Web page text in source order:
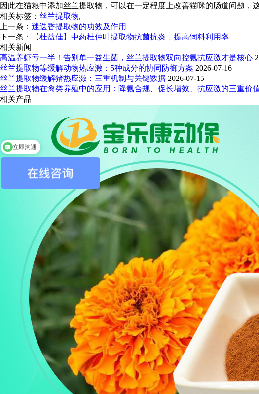
因此在猫粮中添加丝兰提取物，可以在一定程度上改善猫咪的肠道问题，
相关标签： 丝兰提取物,
上一条： 迷迭香提取物的功效及作用
下一条：
【杜益佳】中药杜仲叶提取物抗菌抗炎，提高饲料利用率
相关新闻
高温养虾亏一半！告别单一益生菌，丝兰提取物双向控氨抗应激才是核心
丝兰提取物等缓解动物热应激：5种成分的协同防御方案 2026-07-16
丝兰提取物缓解猪热应激：三重机制与关键数据 2026-07-15
丝兰提取物在禽类养殖中的应用：降氨合规、促长增效、抗应激的三重价
相关产品
您需要什么产品